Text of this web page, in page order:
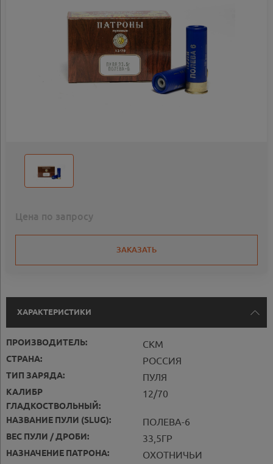
Цена по запросу
ЗАКАЗАТЬ
ХАРАКТЕРИСТИКИ
ПРОИЗВОДИТЕЛЬ: СКМ
СТРАНА: РОССИЯ
ТИП ЗАРЯДА: ПУЛЯ
КАЛИБР
ГЛАДКОСТВОЛЬНЫЙ:
12/70
НАЗВАНИЕ ПУЛИ (SLUG): ПОЛЕВА-6
ВЕС ПУЛИ / ДРОБИ: 33,5ГР
НАЗНАЧЕНИЕ ПАТРОНА: ОХОТНИЧЬИ